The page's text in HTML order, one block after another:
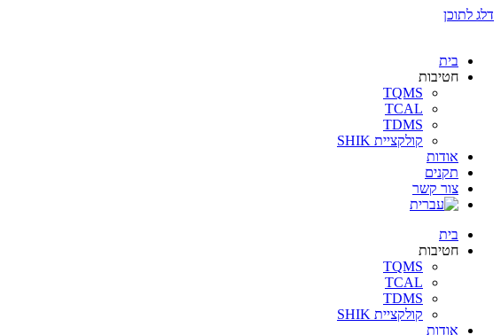
דלג לתוכן
בית
חטיבות
TQMS
TCAL
TDMS
קולקציית SHIK
אודות
תקנים
צור קשר
בית
חטיבות
TQMS
TCAL
TDMS
קולקציית SHIK
אודות